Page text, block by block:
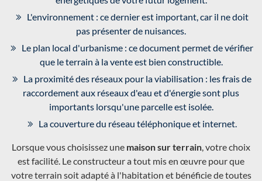
L'environnement : ce dernier est important, car il ne doit
pas présenter de nuisances.
Le plan local d'urbanisme : ce document permet de vérifier
que le terrain à la vente est bien constructible.
La proximité des réseaux pour la viabilisation : les frais de
raccordement aux réseaux d'eau et d'énergie sont plus
importants lorsqu'une parcelle est isolée.
La couverture du réseau téléphonique et internet.
Lorsque vous choisissez une maison sur terrain , votre choix
est facilité. Le constructeur a tout mis en œuvre pour que
votre terrain soit adapté à l'habitation et bénéficie de toutes